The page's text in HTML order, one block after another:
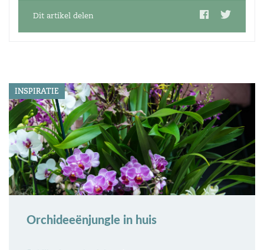
Dit artikel delen
INSPIRATIE
Orchideeënjungle in huis